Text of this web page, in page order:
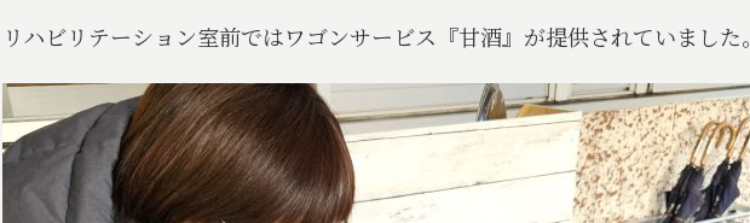
リハビリテーション室前ではワゴンサービス『甘酒』が提供されていました。